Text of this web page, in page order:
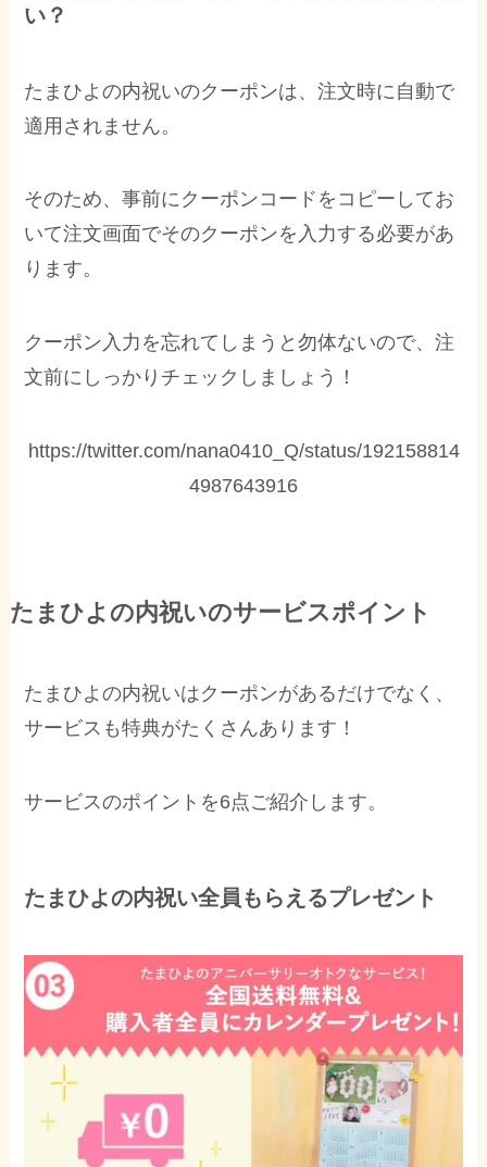
い？
たまひよの内祝いのクーポンは、注文時に自動で
適用されません。
そのため、事前にクーポンコードをコピーしてお
いて注文画面でそのクーポンを入力する必要があ
ります。
クーポン入力を忘れてしまうと勿体ないので、注
文前にしっかりチェックしましょう！
https://twitter.com/nana0410_Q/status/192158814
4987643916
たまひよの内祝いのサービスポイント
たまひよの内祝いはクーポンがあるだけでなく、
サービスも特典がたくさんあります！
サービスのポイントを6点ご紹介します。
たまひよの内祝い全員もらえるプレゼント